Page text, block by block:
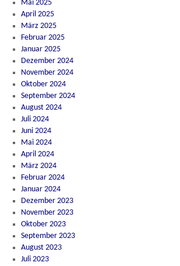
Mai 2025
April 2025
März 2025
Februar 2025
Januar 2025
Dezember 2024
November 2024
Oktober 2024
September 2024
August 2024
Juli 2024
Juni 2024
Mai 2024
April 2024
März 2024
Februar 2024
Januar 2024
Dezember 2023
November 2023
Oktober 2023
September 2023
August 2023
Juli 2023